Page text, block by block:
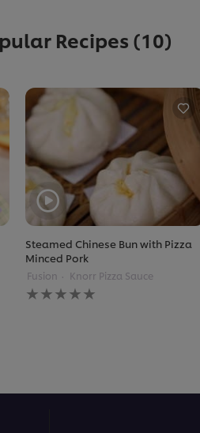
Recipes (10)
Steamed Chinese Bun with Pizza
Minced Pork
Fusion Knorr Pizza Sauce
No
ratings